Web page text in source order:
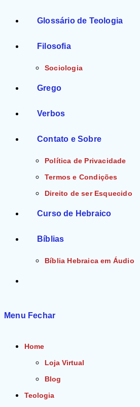
Glossário de Teologia
Filosofia
Sociologia
Grego
Verbos
Contato e Sobre
Política de Privacidade
Termos e Condições
Direito de ser Esquecido
Curso de Hebraico
Bíblias
Bíblia Hebraica em Áudio
Menu Fechar
Home
Loja Virtual
Blog
Teologia